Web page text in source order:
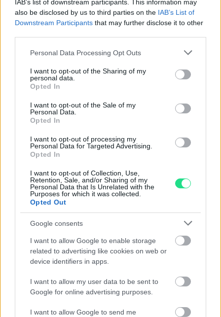
IAB’s list of downstream participants. This information may
also be disclosed by us to third parties on the IAB’s List of
Downstream Participants that may further disclose it to other
Please note that this website/app uses one or more Google
not limited to your visit or usage behaviour. You may click to
grant or deny consent to Google and its third-party tags to
use your data for below specified purposes in below Google
consent section.
Personal Data Processing Opt Outs
I want to opt-out of the Sharing of my
personal data.
Opted In
I want to opt-out of the Sale of my
Personal Data.
Opted In
I want to opt-out of processing my
Personal Data for Targeted Advertising.
Opted In
I want to opt-out of Collection, Use,
Retention, Sale, and/or Sharing of my
Personal Data that Is Unrelated with the
Purposes for which it was collected.
Opted Out
Google consents
I want to allow Google to enable storage
related to advertising like cookies on web or
device identifiers in apps.
I want to allow my user data to be sent to
Google for online advertising purposes.
I want to allow Google to send me
Powered by LocalImpact
Garanzia di due annisui prodotti usati, verificati dal
nostro laboratorio di assistenza.
Spedizione gratuitaper ordini superiori a 150 euro.
Per maggiori dettagli consultate la nostra
Contattaci per richiedere maggiori
informazioni o prenotare una
videochiamata:
Cognome e Nome *
Numero di telefono